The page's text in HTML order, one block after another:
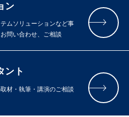
ン
ムソリューションなど事
問い合わせ、ご相談
ント
材・執筆・講演のご相談